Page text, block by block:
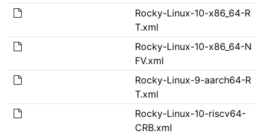
Rocky-Linux-10-x86_64-R
T.xml
Rocky-Linux-10-x86_64-N
FV.xml
Rocky-Linux-9-aarch64-R
T.xml
Rocky-Linux-10-riscv64-
CRB.xml